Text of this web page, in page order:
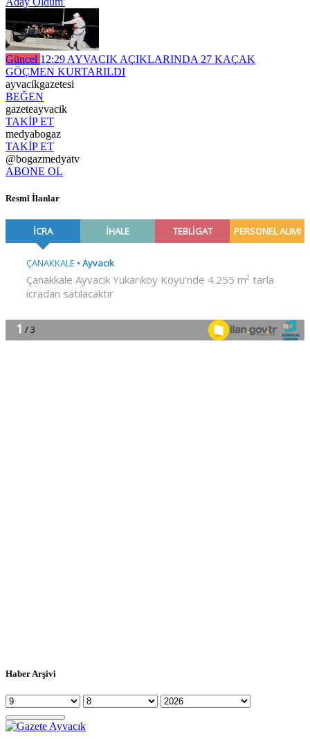
Güncel 12:29 AYVACIK AÇIKLARINDA 27 KAÇAK
GÖÇMEN KURTARILDI
ayvacikgazetesi
BEĞEN
gazeteayvacik
TAKİP ET
medyabogaz
TAKİP ET
@bogazmedyatv
ABONE OL
Resmî İlanlar
Haber Arşivi